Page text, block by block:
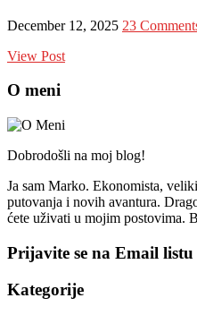
December 12, 2025 23
View Post
O meni
Dobrodošli na moj blog!
Ja sam Marko. Ekonomista,
putovanja i novih avantura.
ćete uživati u mojim postovima.
Prijavite se na Email listu
Kategorije